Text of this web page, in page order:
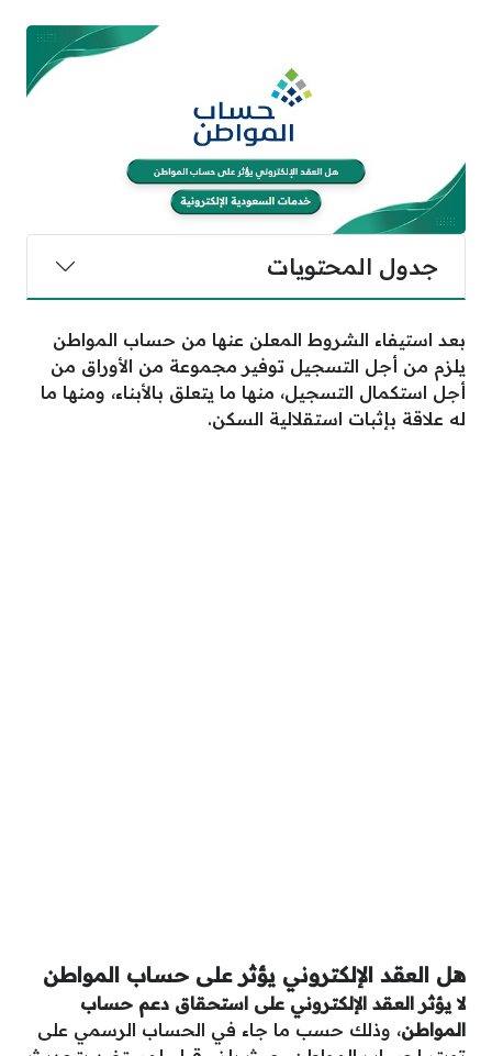
جدول المحتويات
بعد استيفاء الشروط المعلن عنها من حساب المواطن
يلزم من أجل التسجيل توفير مجموعة من الأوراق من
أجل استكمال التسجيل، منها ما يتعلق بالأبناء، ومنها ما
له علاقة بإثبات استقلالية السكن.
هل العقد الإلكتروني يؤثر على حساب المواطن
لا يؤثر العقد الإلكتروني على استحقاق دعم حساب
المواطن، وذلك حسب ما جاء في الحساب الرسمي على